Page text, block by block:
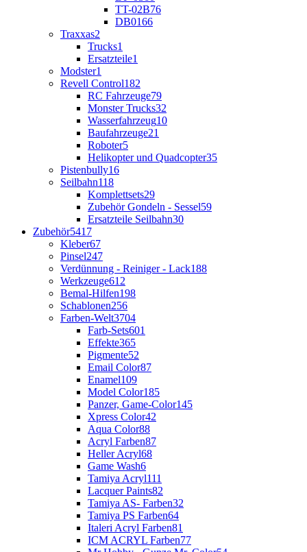
TT-02B76
DB0166
Traxxas2
Trucks1
Ersatzteile1
Modster1
Revell Control182
RC Fahrzeuge79
Monster Trucks32
Wasserfahrzeug10
Baufahrzeuge21
Roboter5
Helikopter und Quadcopter35
Pistenbully16
Seilbahn118
Komplettsets29
Zubehör Gondeln - Sessel59
Ersatzteile Seilbahn30
Zubehör5417
Kleber67
Pinsel247
Verdünnung - Reiniger - Lack188
Werkzeuge612
Bemal-Hilfen198
Schablonen256
Farben-Welt3704
Farb-Sets601
Effekte365
Pigmente52
Email Color87
Enamel109
Model Color185
Panzer, Game-Color145
Xpress Color42
Aqua Color88
Acryl Farben87
Heller Acryl68
Game Wash6
Tamiya Acryl111
Lacquer Paints82
Tamiya AS- Farben32
Tamiya PS Farben64
Italeri Acryl Farben81
ICM ACRYL Farben77